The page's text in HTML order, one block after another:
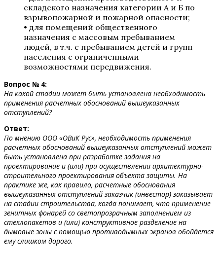
складского назначения категории А и Б по
взрывопожарной и пожарной опасности;
• для помещений общественного
назначения с массовым пребыванием
людей, в т.ч. с пребыванием детей и групп
населения с ограниченными
возможностями передвижения.
Вопрос № 4:
На какой стадии может быть установлена необходимость
применения расчетных обоснований вышеуказанных
отступлений?
Ответ:
По мнению ООО «ОВиК Рус», необходимость применения
расчетных обоснований вышеуказанных отступлений может
быть установлена при разработке задания на
проектирование и (или) при осуществлении архитектурно-
строительного проектирования объекта защиты. На
практике же, как правило, расчетные обоснования
вышеуказанных отступлений заказчик (инвестор) заказывает
на стадии строительства, когда понимает, что применение
зенитных фонарей со светопрозрачным заполнением из
стеклопакетов и (или) конструктивное разделение на
дымовые зоны с помощью противодымных экранов обойдется
ему слишком дорого.